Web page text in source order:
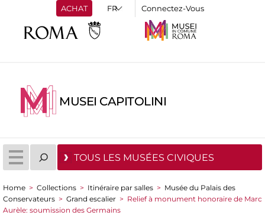
ACHAT Connectez-Vous
MUSEI CAPITOLINI
TOUS LES MUSÉES CIVIQUES
You are here
Home > Collections > Itinéraire par salles > Musée du Palais des
Conservateurs > Grand escalier > Relief à monument honoraire de Marc
Aurèle: soumission des Germains